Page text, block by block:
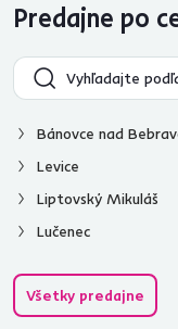
Predajne po
Bánovce nad
Levice
Liptovský Mikuláš
Lučenec
Všetky predajne